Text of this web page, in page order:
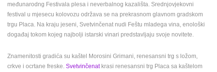
MEDIJI O
NAMA,
NAGRADE I
DONACIJE
ZA NOVE
međunarodng Festivala plesa i neverbalnog kazališta. Srednjovjekovni
festival u mjesecu kolovozu održava se na prekrasnom glavnom gradskom
trgu Placa. Na kraju jeseni, Svetvinčenat nudi Feštu mladega vina, enološki
događaj tokom kojeg najbolji istarski vinari predstavljaju svoje novitete.
Znamenitosti gradića su kaštel Morosini Grimani, renesansni trg s ložom,
crkve i ocrtane freske. Svetvinčenatkrasi renesansni trg Placa sa kaštelom